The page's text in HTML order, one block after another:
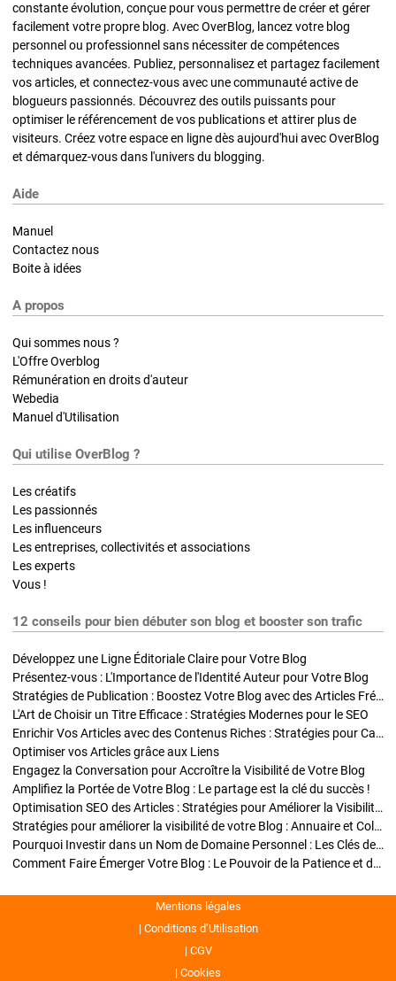
constante évolution, conçue pour vous permettre de créer et gérer
facilement votre propre blog. Avec OverBlog, lancez votre blog
personnel ou professionnel sans nécessiter de compétences
techniques avancées. Publiez, personnalisez et partagez facilement
vos articles, et connectez-vous avec une communauté active de
blogueurs passionnés. Découvrez des outils puissants pour
optimiser le référencement de vos publications et attirer plus de
visiteurs. Créez votre espace en ligne dès aujourd'hui avec OverBlog
et démarquez-vous dans l'univers du blogging.
Aide
Manuel
Contactez nous
Boite à idées
A propos
Qui sommes nous ?
L'Offre Overblog
Rémunération en droits d'auteur
Webedia
Manuel d'Utilisation
Qui utilise OverBlog ?
Les créatifs
Les passionnés
Les influenceurs
Les entreprises, collectivités et associations
Les experts
Vous !
12 conseils pour bien débuter son blog et booster son trafic
Développez une Ligne Éditoriale Claire pour Votre Blog
Présentez-vous : L'Importance de l'Identité Auteur pour Votre Blog
Stratégies de Publication : Boostez Votre Blog avec des Articles Fréquents et Exclusifs
L'Art de Choisir un Titre Efficace : Stratégies Modernes pour le SEO
Enrichir Vos Articles avec des Contenus Riches : Stratégies pour Captiver et Optimiser
Optimiser vos Articles grâce aux Liens
Engagez la Conversation pour Accroître la Visibilité de Votre Blog
Amplifiez la Portée de Votre Blog : Le partage est la clé du succès !
Optimisation SEO des Articles : Stratégies pour Améliorer la Visibilité de Votre Blog
Stratégies pour améliorer la visibilité de votre Blog : Annuaire et Collaborations
Pourquoi Investir dans un Nom de Domaine Personnel : Les Clés de la Réussite de Votre Blog
Comment Faire Émerger Votre Blog : Le Pouvoir de la Patience et de la Persévérance
Mentions légales
Conditions d’Utilisation
CGV
Cookies